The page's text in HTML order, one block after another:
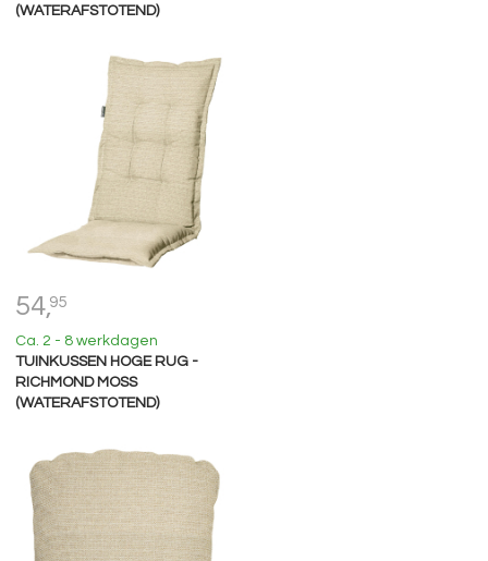
(WATERAFSTOTEND)
54,95
Ca. 2 - 8 werkdagen
TUINKUSSEN HOGE RUG -
RICHMOND MOSS
(WATERAFSTOTEND)